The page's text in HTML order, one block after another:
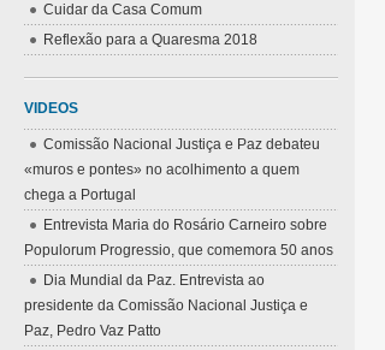
Cuidar da Casa Comum
Reflexão para a Quaresma 2018
VIDEOS
Comissão Nacional Justiça e Paz debateu
«muros e pontes» no acolhimento a quem
chega a Portugal
Entrevista Maria do Rosário Carneiro sobre
Populorum Progressio, que comemora 50 anos
Dia Mundial da Paz. Entrevista ao
presidente da Comissão Nacional Justiça e
Paz, Pedro Vaz Patto